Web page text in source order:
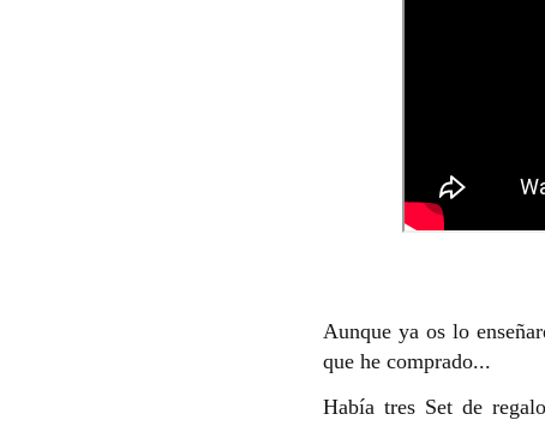
Aunque ya os lo
que he comprado...
Había tres Set de